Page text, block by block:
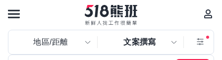
地區/距離 文案撰寫